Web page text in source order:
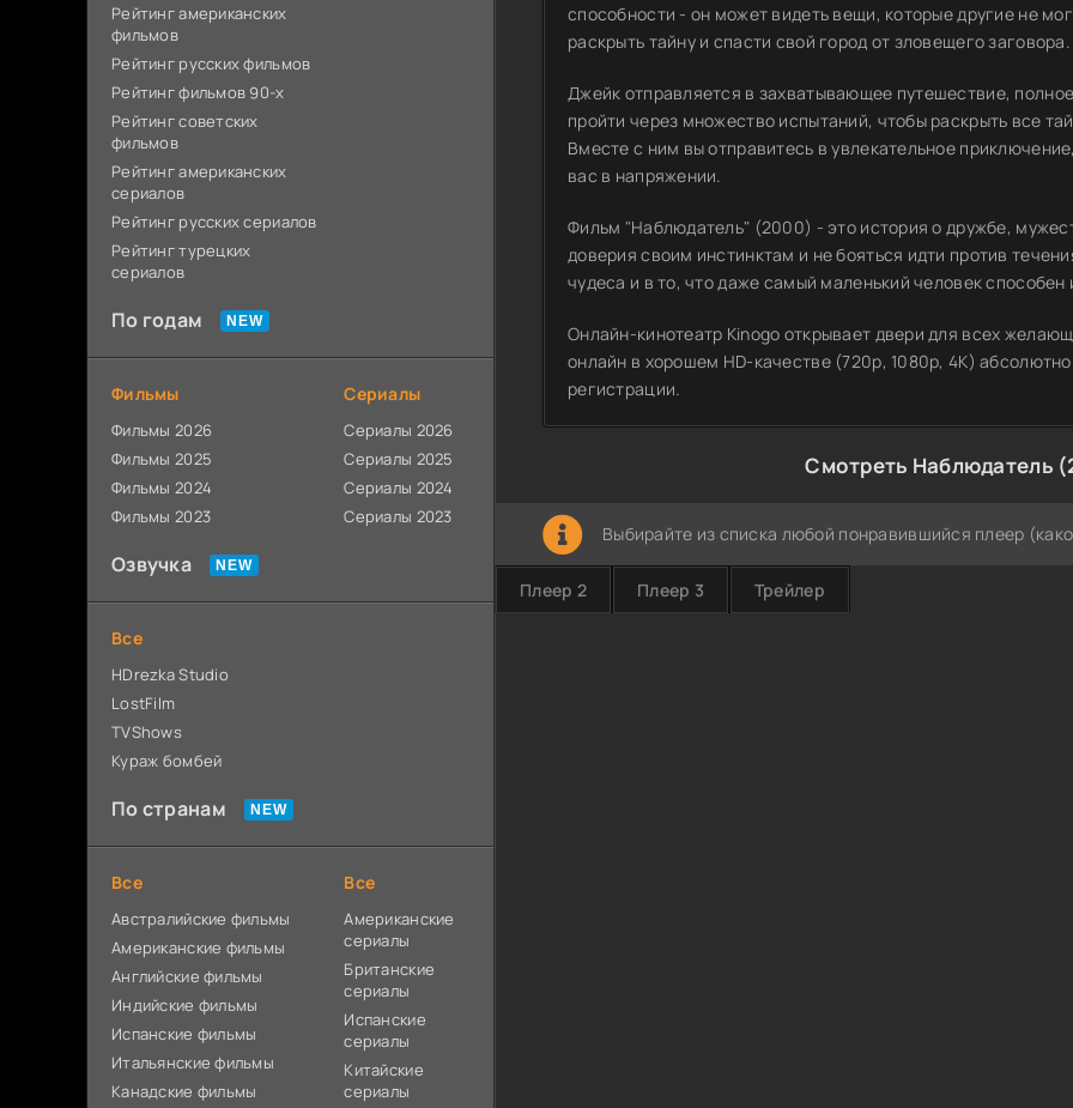
способности - он может видеть вещи, которые другие не
раскрыть тайну и спасти свой город от зловещего заговора.
Джейк отправляется в захватывающее путешествие,
пройти через множество испытаний, чтобы раскрыть все
Вместе с ним вы отправитесь в увлекательное
вас в напряжении.
Фильм "Наблюдатель" (2000) - это история о дружбе,
доверия своим инстинктам и не бояться идти против
чудеса и в то, что даже самый маленький человек способен
Онлайн-кинотеатр Kinogo открывает двери для всех
онлайн в хорошем HD-качестве (720p, 1080p, 4K)
регистрации.
Смотреть Наблюдатель
Выбирайте из списка любой понравившийся плеер
Плеер 2 Плеер 3 Трейлер
Рейтинг американских
фильмов
Рейтинг русских фильмов
Рейтинг фильмов 90-х
Рейтинг советских
фильмов
Рейтинг американских
сериалов
Рейтинг русских сериалов
Рейтинг турецких
сериалов
По годам
Фильмы
Фильмы 2026
Фильмы 2025
Фильмы 2024
Фильмы 2023
Сериалы
Сериалы 2026
Сериалы 2025
Сериалы 2024
Сериалы 2023
Озвучка
Все
HDrezka Studio
LostFilm
TVShows
Кураж бомбей
По странам
Все
Австралийские фильмы
Американские фильмы
Английские фильмы
Индийские фильмы
Испанские фильмы
Итальянские фильмы
Канадские фильмы
Все
Американские
сериалы
Британские
сериалы
Испанские
сериалы
Китайские
сериалы